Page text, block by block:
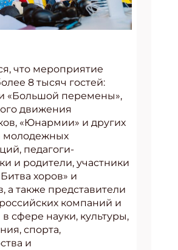
что мероприятие
8 тысяч гостей:
«Большой перемены»,
движения
«Юнармии» и других
молодежных
педагоги-
и родители, участники
хоров» и
а также представители
компаний и
сфере науки, культуры,
спорта,
и